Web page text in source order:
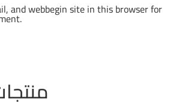
and webbegin site in this browser for